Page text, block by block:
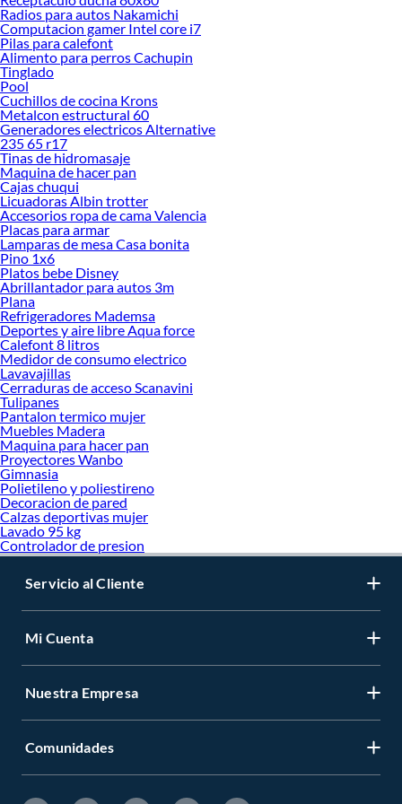
Lavado y planchado!
Explora la variedad de productos de Lavado y planchado en Sodimac
Herramientas, materiales y accesorios de calidad para tus proyectos y
renovación de espacios. ¡Visítanos y descubre todo lo que tenemos para
ofrecerte!
Encuentra una amplia variedad de productos de Lavado y planchado en
Sodimac. Encuentra todo lo necesario para tus proyectos de renovación y
decoración. ¡Visítanos y haz tus ideas realidad!
Radios para autos Nakamichi
Computacion gamer Intel core i7
Pilas para calefont
Alimento para perros Cachupin
Tinglado
Pool
Cuchillos de cocina Krons
Metalcon estructural 60
Generadores electricos Alternative
235 65 r17
Tinas de hidromasaje
Maquina de hacer pan
Cajas chuqui
Licuadoras Albin trotter
Accesorios ropa de cama Valencia
Placas para armar
Lamparas de mesa Casa bonita
Pino 1x6
Platos bebe Disney
Abrillantador para autos 3m
Plana
Refrigeradores Mademsa
Deportes y aire libre Aqua force
Calefont 8 litros
Medidor de consumo electrico
Lavavajillas
Cerraduras de acceso Scanavini
Tulipanes
Pantalon termico mujer
Muebles Madera
Maquina para hacer pan
Proyectores Wanbo
Gimnasia
Polietileno y poliestireno
Decoracion de pared
Calzas deportivas mujer
Lavado 95 kg
Controlador de presion
Servicio al Cliente
Mi Cuenta
Nuestra Empresa
Comunidades